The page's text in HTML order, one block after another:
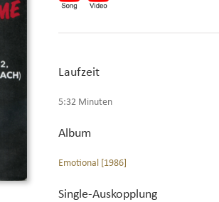
Laufzeit
5:32 Minuten
Album
Emotional [1986]
Single-Auskopplung